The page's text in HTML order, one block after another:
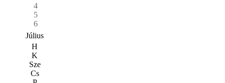
4
5
6
Július
H
K
Sze
Cs